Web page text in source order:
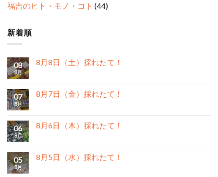
福吉のヒト・モノ・コト (44)
新着順
08
8月
8月8日（土）採れたて！
07
8月
8月7日（金）採れたて！
06
8月
8月6日（木）採れたて！
05
8月
8月5日（水）採れたて！